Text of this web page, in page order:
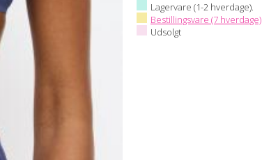
Lagervare (1-2 hverdage).
Bestillingsvare (7 hverdage)
Udsolgt